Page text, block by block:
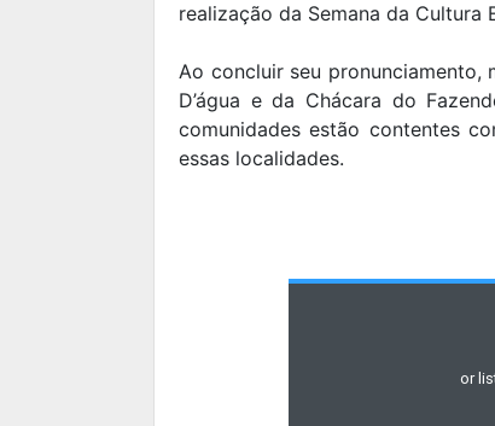
realização da Semana da Cultura
Ao concluir seu pronunciamento,
D’água e da Chácara do
comunidades estão contentes
essas localidades.